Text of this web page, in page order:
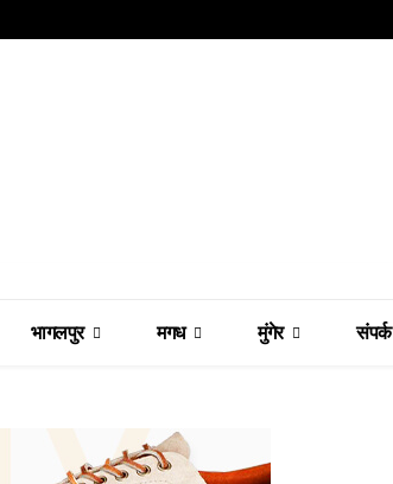
भागलपुर मगध मुंगेर संपर्क